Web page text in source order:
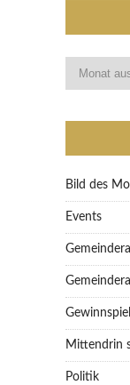
Bild des
Events
Gewinnspiel
Mittendrin
Politik